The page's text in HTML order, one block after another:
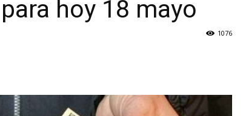
hoy 18 mayo
1076